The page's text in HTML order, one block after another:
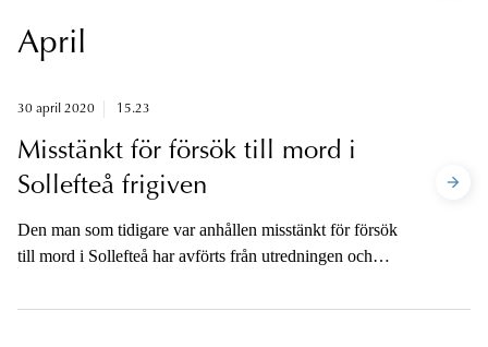
April
30 april 2020 15.23
Misstänkt för försök till mord i
Sollefteå frigiven
Den man som tidigare var anhållen misstänkt för försök
till mord i Sollefteå har avförts från utredningen och